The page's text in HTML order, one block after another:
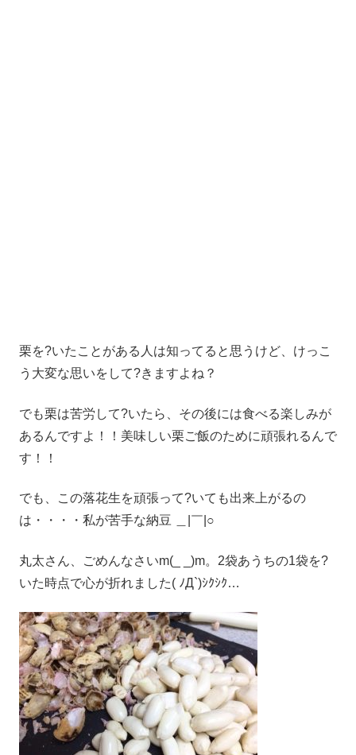
栗を?いたことがある人は知ってると思うけど、けっこ
う大変な思いをして?きますよね？
でも栗は苦労して?いたら、その後には食べる楽しみが
あるんですよ！！美味しい栗ご飯のために頑張れるんで
す！！
でも、この落花生を頑張って?いても出来上がるの
は・・・・私が苦手な納豆 ＿|￣|○
丸太さん、ごめんなさいm(_ _)m。2袋あうちの1袋を?
いた時点で心が折れました( ﾉД`)ｼｸｼｸ…